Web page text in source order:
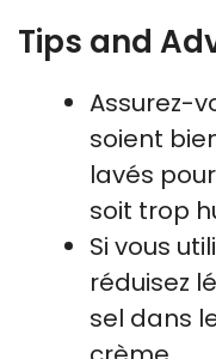
Tips and
Assurez-
soient
lavés
soit trop
Si vous
réduisez
sel dans